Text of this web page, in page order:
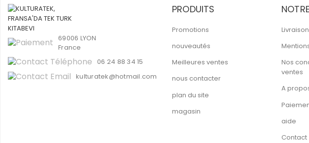
69006 LYON
France
06 24 88 34 15
kulturatek@hotmail.com
PRODUITS
Promotions
nouveautés
Meilleures ventes
nous contacter
plan du site
magasin
Nos
ventes
A
aide
Contact